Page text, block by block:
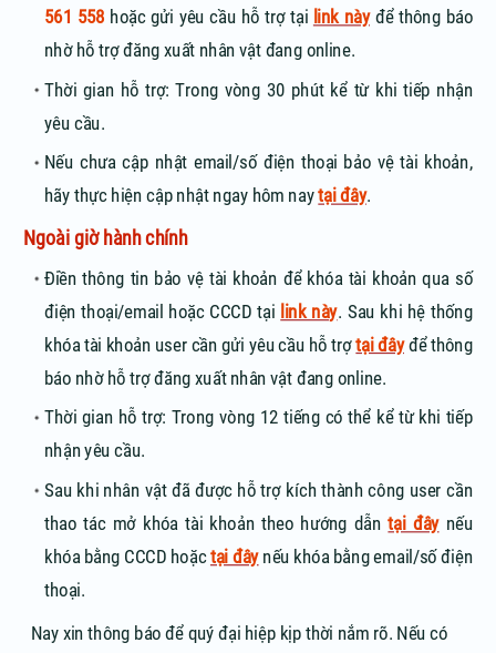
561 558 hoặc gửi yêu cầu hỗ trợ tại link nàyđể thông báo
nhờ hỗ trợ đăng xuất nhân vật đang online.
Thời gian hỗ trợ: Trong vòng 30 phút kể từ khi tiếp nhận
yêu cầu.
Nếu chưa cập nhật email/số điện thoại bảo vệ tài khoản,
hãy thực hiện cập nhật ngay hôm naytại đây.
Ngoài giờ hành chính
Điền thông tin bảo vệ tài khoản để khóa tài khoản qua số
điện thoại/email hoặc CCCD tại link này. Sau khi hệ thống
khóa tài khoản user cần gửi yêu cầu hỗ trợtại đâyđể thông
báo nhờ hỗ trợ đăng xuất nhân vật đang online.
Thời gian hỗ trợ: Trong vòng 12 tiếng có thể kể từ khi tiếp
nhận yêu cầu.
Sau khi nhân vật đã được hỗ trợ kích thành công user cần
thao tác mở khóa tài khoản theo hướng dẫntại đâynếu
khóa bằng CCCD hoặctại đâynếu khóa bằng email/số điện
thoại.
Nay xin thông báo để quý đại hiệp kịp thời nắm rõ. Nếu có